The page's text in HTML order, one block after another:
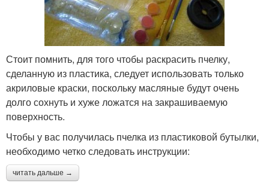
Стоит помнить, для того чтобы раскрасить пчелку,
сделанную из пластика, следует использовать только
акриловые краски, поскольку масляные будут очень
долго сохнуть и хуже ложатся на закрашиваемую
поверхность.
Чтобы у вас получилась пчелка из пластиковой бутылки,
необходимо четко следовать инструкции:
читать дальше →